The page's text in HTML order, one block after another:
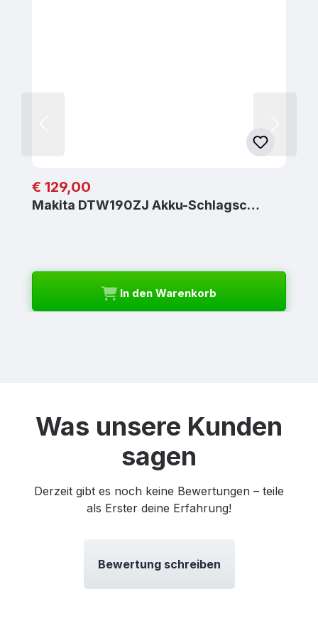
Regulärer Preis:
€ 129,00
Makita DTW190ZJ Akku-Schlagsc…
In den Warenkorb
Was unsere Kunden
sagen
Derzeit gibt es noch keine Bewertungen – teile
als Erster deine Erfahrung!
Bewertung schreiben